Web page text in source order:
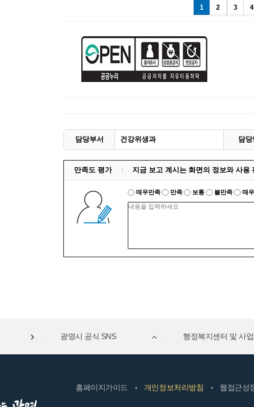
정보통신 사용전 검사
1 2 3 4
담당부서 건강위생과 담당
만족도 평가 지금 보고 계시는 화면의 정보와 사용
매우만족 만족 보통 불만족 매
광명시 공식 SNS 행정복지센터 및 사
홈페이지가이드 개인정보처리방침 웹접근성